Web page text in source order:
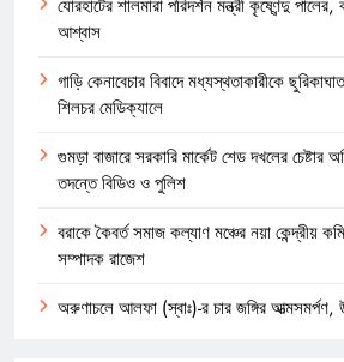
যোরহাটের শালমারা পরিদর্শন মন্ত্রী কৃষ্ণেন্দু
আশ্বাস
গাড়ি কেনাবেচার বিবাদে মধ্যস্থতাকারীকে
শিলচর মেডিক্যালে
গুমড়া বাজারে সরকারি মার্কেট শেড দখলের চেষ্টার
তদন্তে বিডিও ও পুলিশ
বরাকে কৈবর্ত সমাজ কল্যাণ মঞ্চের নয়া কেন্দ্রীয়
সম্পাদক রাজেশ
অরুণাচলে আলফা (স্বাঃ)-র চার জঙ্গির আত্মসমর্পণ,